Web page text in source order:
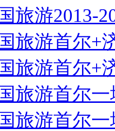
旅游2013-
旅游首尔+
旅游首尔+
旅游首尔一
旅游首尔一